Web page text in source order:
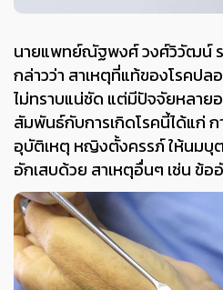
นายแพทย์ณัฐพงศ์ วงศ์วิวัฒน์
กล่าวว่า สาเหตุที่แท้ของโรคป
ไม่ทราบแน่ชัด แต่มีปัจจัยหลาย
สัมพันธ์กับการเกิดโรคนี้ได้แก่ ก
อุบัติเหตุ หญิงตั้งครรภ์ ให้นมบุต
อักเสบด้วย สาเหตุอื่นๆ เช่น ข้